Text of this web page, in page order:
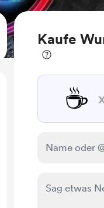
Kaufe
☕